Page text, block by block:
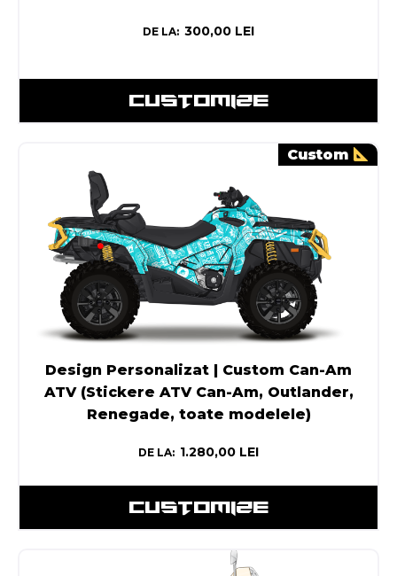
DE LA: 300,00 LEI
CUSTOMIZE
Custom
Design Personalizat | Custom Can-Am
ATV (Stickere ATV Can-Am, Outlander,
Renegade, toate modelele)
DE LA: 1.280,00 LEI
CUSTOMIZE